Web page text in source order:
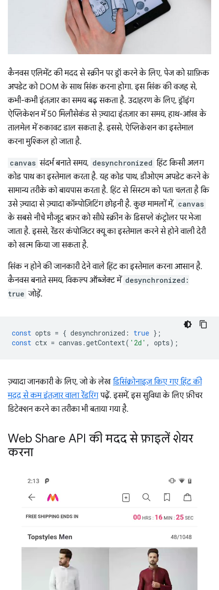
कैनवस एलिमेंट की मदद से स्क्रीन पर ड्रॉ करने के लिए, पेज को ग्राफ़िक
अपडेट को DOM के साथ सिंक करना होगा. इस सिंक की वजह से,
कभी-कभी इंतज़ार का समय बढ़ सकता है. उदाहरण के लिए, ड्रॉइंग
ऐप्लिकेशन में 50 मिलीसेकंड से ज़्यादा इंतज़ार का समय, हाथ-आंख के
तालमेल में रुकावट डाल सकता है. इससे, ऐप्लिकेशन का इस्तेमाल
करना मुश्किल हो जाता है.
canvas संदर्भ बनाते समय, desynchronized हिंट किसी अलग
कोड पाथ का इस्तेमाल करता है. यह कोड पाथ, डीओएम अपडेट करने के
सामान्य तरीके को बायपास करता है. हिंट से सिस्टम को पता चलता है कि
उसे ज़्यादा से ज़्यादा कॉम्पोज़िटिंग छोड़नी है. कुछ मामलों में, canvas
के सबसे नीचे मौजूद बफ़र को सीधे स्क्रीन के डिसप्ले कंट्रोलर पर भेजा
जाता है. इससे, रेंडरर कंपोजिटर क्यू का इस्तेमाल करने से होने वाली देरी
को खत्म किया जा सकता है.
सिंक न होने की जानकारी देने वाले हिंट का इस्तेमाल करना आसान है.
कैनवस बनाते समय, विकल्प ऑब्जेक्ट में desynchronized:
true जोड़ें.
const opts = { desynchronized : true };
const ctx = canvas .getContext( '2d' , opts);
ज़्यादा जानकारी के लिए, जो के लेख डिसिंक्रोनाइज़ किए गए हिंट की
मदद से कम इंतज़ार वाला रेंडरिंगपढ़ें. इसमें, इस सुविधा के लिए फ़ीचर
डिटेक्शन करने का तरीका भी बताया गया है.
Web Share API की मदद से फ़ाइलें शेयर
करना